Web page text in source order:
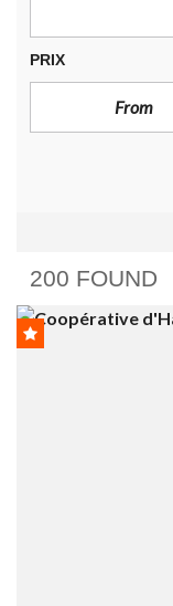
PRIX
200 FOUND